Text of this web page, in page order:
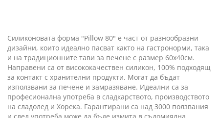
Силиконовата форма "Pillow 80" е част от разнообразни
дизайни, които идеално пасват както на гастронорми, така
и на традиционните тави за печене с размер 60х40см.
Направени са от висококачествен силикон, 100% подходящ
за контакт с хранителни продукти. Могат да бъдат
използвани за печене и замразяване. Идеални са за
професионална употреба в сладкарството, производството
на сладолед и Хорека. Гарантирани са над 3000 ползвания
и след употреба може да бъде измита в съдомиялна